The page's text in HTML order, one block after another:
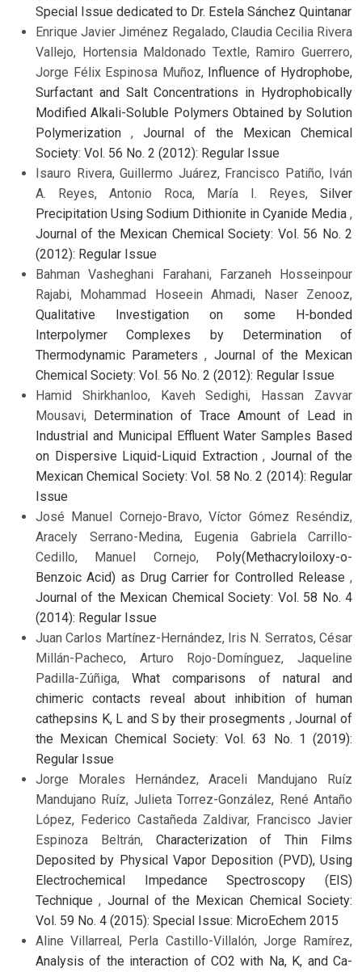
Special Issue dedicated to Dr. Estela Sánchez Quintanar
Enrique Javier Jiménez Regalado, Claudia Cecilia Rivera
Vallejo, Hortensia Maldonado Textle, Ramiro Guerrero,
Jorge Félix Espinosa Muñoz, Influence of Hydrophobe,
Surfactant and Salt Concentrations in Hydrophobically
Modified Alkali-Soluble Polymers Obtained by Solution
Polymerization , Journal of the Mexican Chemical
Society: Vol. 56 No. 2 (2012): Regular Issue
Isauro Rivera, Guillermo Juárez, Francisco Patiño, Iván
A. Reyes, Antonio Roca, María I. Reyes, Silver
Precipitation Using Sodium Dithionite in Cyanide Media ,
Journal of the Mexican Chemical Society: Vol. 56 No. 2
(2012): Regular Issue
Bahman Vasheghani Farahani, Farzaneh Hosseinpour
Rajabi, Mohammad Hoseein Ahmadi, Naser Zenooz,
Qualitative Investigation on some H-bonded
Interpolymer Complexes by Determination of
Thermodynamic Parameters, Journal of the Mexican
Chemical Society: Vol. 56 No. 2 (2012): Regular Issue
Hamid Shirkhanloo, Kaveh Sedighi, Hassan Zavvar
Mousavi, Determination of Trace Amount of Lead in
Industrial and Municipal Effluent Water Samples Based
on Dispersive Liquid-Liquid Extraction, Journal of the
Mexican Chemical Society: Vol. 58 No. 2 (2014): Regular
Issue
José Manuel Cornejo-Bravo, Víctor Gómez Reséndiz,
Aracely Serrano-Medina, Eugenia Gabriela Carrillo-
Cedillo, Manuel Cornejo, Poly(Methacryloiloxy-o-
Benzoic Acid) as Drug Carrier for Controlled Release ,
Journal of the Mexican Chemical Society: Vol. 58 No. 4
(2014): Regular Issue
Juan Carlos Martínez-Hernández, Iris N. Serratos, César
Millán-Pacheco, Arturo Rojo-Domínguez, Jaqueline
Padilla-Zúñiga,What comparisons of natural and
chimeric contacts reveal about inhibition of human
cathepsins K, L and S by their prosegments ,Journal of
the Mexican Chemical Society: Vol. 63 No. 1 (2019):
Regular Issue
Jorge Morales Hernández, Araceli Mandujano Ruíz
Mandujano Ruíz, Julieta Torrez-González, René Antaño
López, Federico Castañeda Zaldivar, Francisco Javier
Espinoza Beltrán, Characterization of Thin Films
Deposited by Physical Vapor Deposition (PVD), Using
Electrochemical Impedance Spectroscopy (EIS)
Technique, Journal of the Mexican Chemical Society:
Vol. 59 No. 4 (2015): Special Issue: MicroEchem 2015
Aline Villarreal, Perla Castillo-Villalón, Jorge Ramírez,
Analysis of the interaction of CO2 with Na, K, and Ca-